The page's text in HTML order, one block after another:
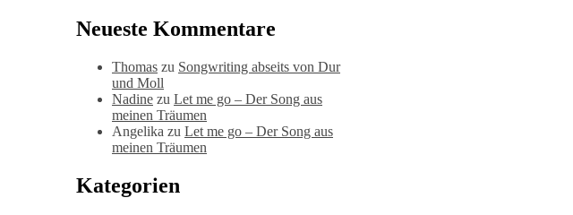
Neueste Kommentare
Thomas zu Songwriting abseits von Dur
und Moll
Nadine zu Let me go – Der Song aus
meinen Träumen
Angelika zu Let me go – Der Song aus
meinen Träumen
Kategorien